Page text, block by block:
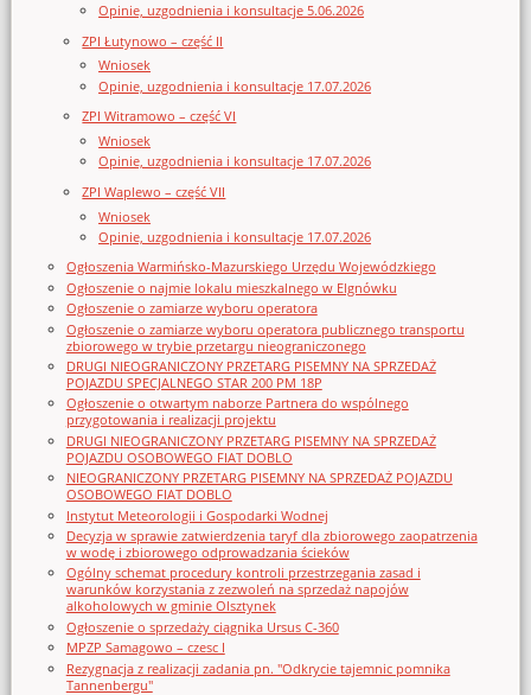
Opinie, uzgodnienia i konsultacje 5.06.2026
ZPI Łutynowo – część II
Wniosek
Opinie, uzgodnienia i konsultacje 17.07.2026
ZPI Witramowo – część VI
Wniosek
Opinie, uzgodnienia i konsultacje 17.07.2026
ZPI Waplewo – część VII
Wniosek
Opinie, uzgodnienia i konsultacje 17.07.2026
Ogłoszenia Warmińsko-Mazurskiego Urzędu Wojewódzkiego
Ogłoszenie o najmie lokalu mieszkalnego w Elgnówku
Ogłoszenie o zamiarze wyboru operatora
Ogłoszenie o zamiarze wyboru operatora publicznego transportu
zbiorowego w trybie przetargu nieograniczonego
DRUGI NIEOGRANICZONY PRZETARG PISEMNY NA SPRZEDAŻ
POJAZDU SPECJALNEGO STAR 200 PM 18P
Ogłoszenie o otwartym naborze Partnera do wspólnego
przygotowania i realizacji projektu
DRUGI NIEOGRANICZONY PRZETARG PISEMNY NA SPRZEDAŻ
POJAZDU OSOBOWEGO FIAT DOBLO
NIEOGRANICZONY PRZETARG PISEMNY NA SPRZEDAŻ POJAZDU
OSOBOWEGO FIAT DOBLO
Instytut Meteorologii i Gospodarki Wodnej
Decyzja w sprawie zatwierdzenia taryf dla zbiorowego zaopatrzenia
w wodę i zbiorowego odprowadzania ścieków
Ogólny schemat procedury kontroli przestrzegania zasad i
warunków korzystania z zezwoleń na sprzedaż napojów
alkoholowych w gminie Olsztynek
Ogłoszenie o sprzedaży ciągnika Ursus C-360
MPZP Samagowo – czesc I
Rezygnacja z realizacji zadania pn. "Odkrycie tajemnic pomnika
Tannenbergu"